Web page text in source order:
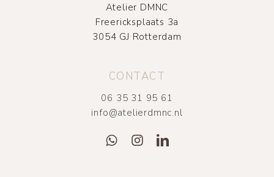
Atelier DMNC
Freericksplaats 3a
3054 GJ Rotterdam
CONTACT
06 35 31 95 61
info@atelierdmnc.nl